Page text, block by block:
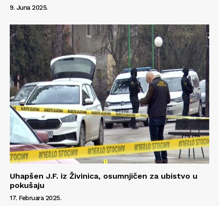
9. Juna 2025.
Uhapšen J.F. iz Živinica, osumnjičen za ubistvo u
pokušaju
17. Februara 2025.